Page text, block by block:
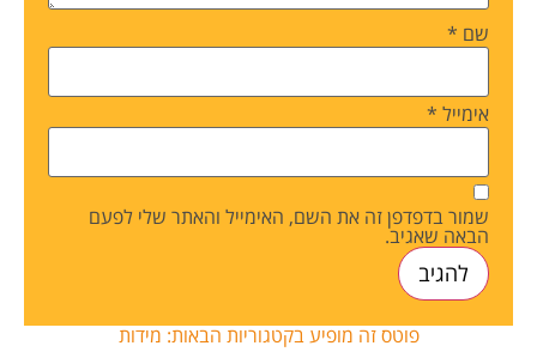
שם *
אימייל *
שמור בדפדפן זה את השם, האימייל והאתר שלי לפעם
הבאה שאגיב.
פוטס זה מופיע בקטגוריות הבאות:מידות